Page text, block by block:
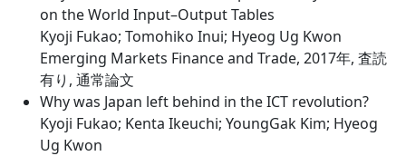
on the World Input–Output Tables
Kyoji Fukao; Tomohiko Inui; Hyeog Ug Kwon
Emerging Markets Finance and Trade, 2017年, 査読
有り, 通常論文
Why was Japan left behind in the ICT revolution?
Kyoji Fukao; Kenta Ikeuchi; YoungGak Kim; Hyeog
Ug Kwon